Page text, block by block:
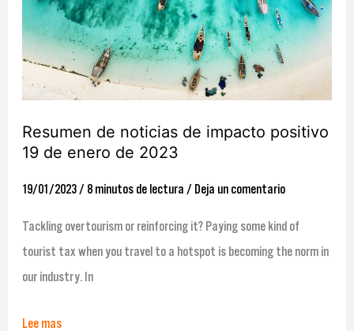
Resumen de noticias de impacto positivo
19 de enero de 2023
19/01/2023 / 8 minutos de lectura / Deja un comentario
Tackling overtourism or reinforcing it? Paying some kind of
tourist tax when you travel to a hotspot is becoming the norm in
our industry. In
impacto
positivo
19
de
enero
de
Lee mas